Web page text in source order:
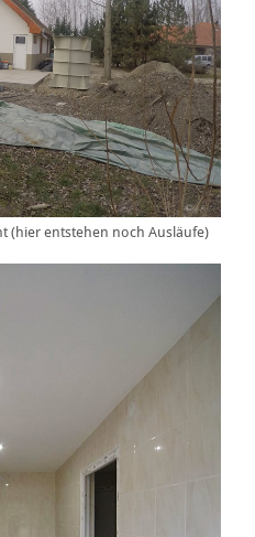
(hier entstehen noch Ausläufe)